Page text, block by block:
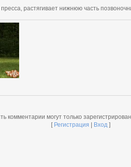
растягивает нижнюю часть
комментарии могут только
[ Регистрация | Вход ]